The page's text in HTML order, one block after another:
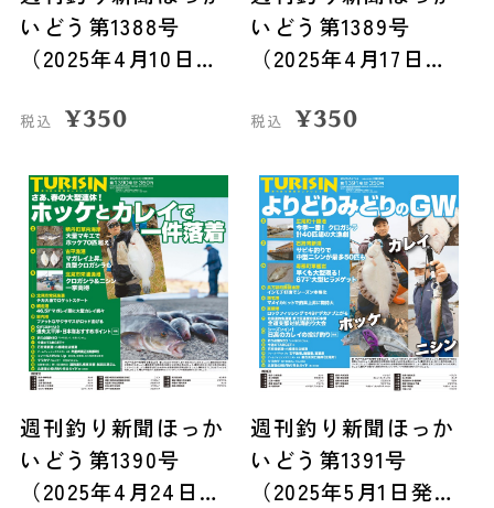
いどう第1388号
（2025年4月10日発
税込 ¥350
いどう第1389号
（2025年4月17日発
税込 ¥350
週刊釣り新聞ほっか
いどう第1390号
（2025年4月24日発
週刊釣り新聞ほっか
いどう第1391号
（2025年5月1日発